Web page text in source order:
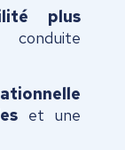
plus
et une